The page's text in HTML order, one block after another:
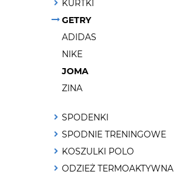
KURTKI
GETRY
ADIDAS
NIKE
JOMA
ZINA
SPODENKI
SPODNIE TRENINGOWE
KOSZULKI POLO
ODZIEŻ TERMOAKTYWNA